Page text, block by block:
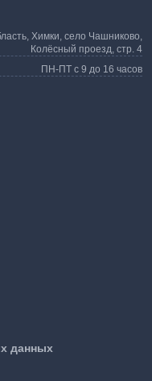
данных
Химки, село Чашниково,
Колёсный проезд, стр. 4
ПН-ПТ с 9 до 16 часов